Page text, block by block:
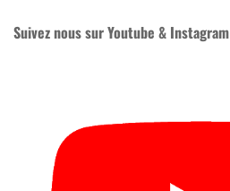
Suivez nous sur Youtube & Instagram